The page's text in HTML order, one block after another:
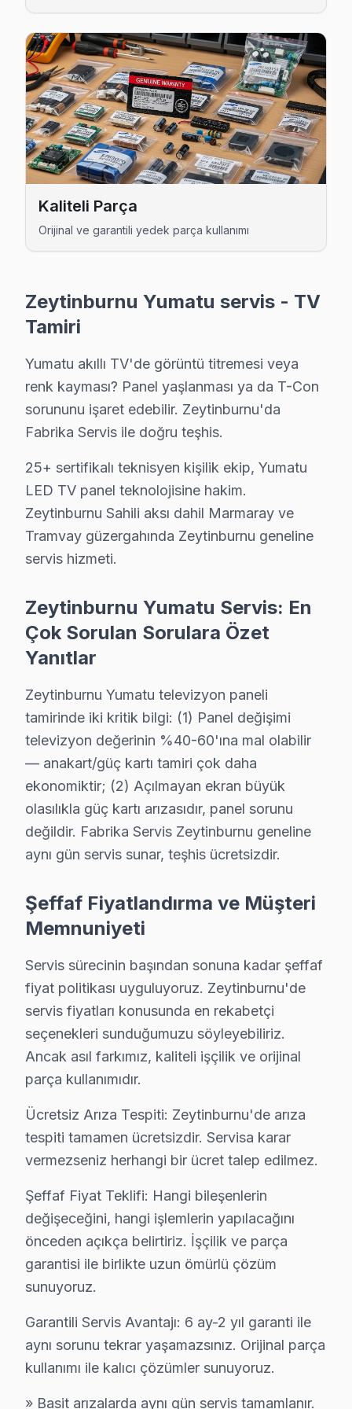
Emre K. — Yumatu Servis Uzmanı
14 yıllık Yumatu TV tamir deneyimi. Zeytinburnu ve çevre
· Yumatu fabrika servis sertifikası
· Orijinal ve OEM yedek parça tedarikçisi
Zeytinburnu Servis İstatistikleri
· Zeytinburnu'de520+Yumatu TV tamiri
· Müşteri memnuniyeti %97
· Ortalama tamir süresi:
Bu sayfayla ilgili hizmet sayfaları:
↑ Yumatu Servis Ana Sayfası
↑ Zeytinburnu TV Servis Merkezi
Zeytinburnu Yakın İlçelerde Yumatu Servisi
· Arnavutköy Yumatu
· Avcılar Yumatu
· Bağcılar Yumatu
· Bahçelievler Yumatu
· Bakırköy Yumatu
· Başakşehir Yumatu
Zeytinburnu Diğer Marka Servisleri
· Zeytinburnu Sony
· Zeytinburnu Philips
· Zeytinburnu Hi-Level
· Zeytinburnu iFFALCON
· Zeytinburnu Samsung
· Zeytinburnu LG
· Zeytinburnu Panasonic
· Zeytinburnu Toshiba
Zeytinburnu Yumatu Servis: En Çok
Zeytinburnu Yumatu televizyon paneli tamirinde iki
Yumatu Servis: 15 Yıl Deneyim
Kaliteli Parça
Orijinal ve garantili yedek parça kullanımı
Zeytinburnu Yumatu servis - TV
Tamiri
Yumatu akıllı TV'de görüntü titremesi veya
renk kayması? Panel yaşlanması ya da T-Con
sorununu işaret edebilir. Zeytinburnu'da
Fabrika Servis ile doğru teşhis.
25+ sertifikalı teknisyen kişilik ekip, Yumatu
LED TV panel teknolojisine hakim.
Zeytinburnu Sahili aksı dahil Marmaray ve
Tramvay güzergahında Zeytinburnu geneline
servis hizmeti.
Zeytinburnu Yumatu Servis: En
Çok Sorulan Sorulara Özet
Yanıtlar
Zeytinburnu Yumatu televizyon paneli
tamirinde iki kritik bilgi: (1) Panel değişimi
televizyon değerinin %40-60'ına mal olabilir
— anakart/güç kartı tamiri çok daha
ekonomiktir; (2) Açılmayan ekran büyük
olasılıkla güç kartı arızasıdır, panel sorunu
değildir. Fabrika Servis Zeytinburnu geneline
aynı gün servis sunar, teşhis ücretsizdir.
Şeffaf Fiyatlandırma ve Müşteri
Memnuniyeti
Servis sürecinin başından sonuna kadar şeffaf
fiyat politikası uyguluyoruz. Zeytinburnu'de
servis fiyatları konusunda en rekabetçi
seçenekleri sunduğumuzu söyleyebiliriz.
Ancak asıl farkımız, kaliteli işçilik ve orijinal
parça kullanımıdır.
Ücretsiz Arıza Tespiti: Zeytinburnu'de arıza
tespiti tamamen ücretsizdir. Servisa karar
vermezseniz herhangi bir ücret talep edilmez.
Şeffaf Fiyat Teklifi: Hangi bileşenlerin
değişeceğini, hangi işlemlerin yapılacağını
önceden açıkça belirtiriz. İşçilik ve parça
garantisi ile birlikte uzun ömürlü çözüm
sunuyoruz.
Garantili Servis Avantajı: 6 ay-2 yıl garanti ile
aynı sorunu tekrar yaşamazsınız. Orijinal parça
kullanımı ile kalıcı çözümler sunuyoruz.
» Basit arızalarda aynı gün servis tamamlanır.